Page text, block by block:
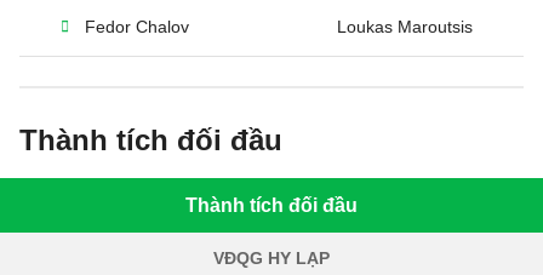
Fedor Chalov Loukas Maroutsis
Thành tích đối đầu
Thành tích đối đầu
VĐQG HY LẠP